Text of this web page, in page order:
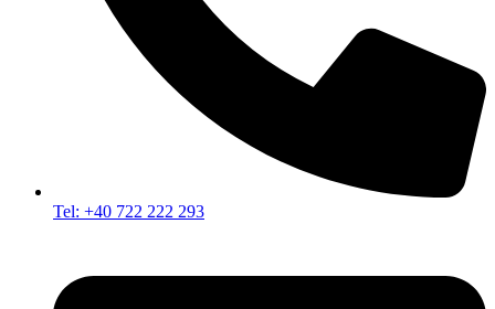
Tel: +40 722 222 293